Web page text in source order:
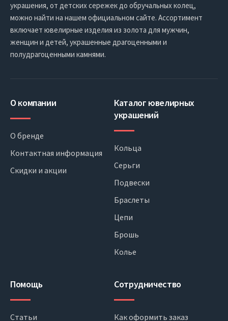
украшения, от детских сережек до обручальных колец,
можно найти на нашем официальном сайте. Ассортимент
включает ювелирные изделия из золота для мужчин,
женщин и детей, украшенные драгоценными и
полудрагоценными камнями.
О компании
О бренде
Контактная информация
Скидки и акции
Каталог ювелирных
украшений
Кольца
Серьги
Подвески
Браслеты
Цепи
Брошь
Колье
Помощь
Статьи
Сотрудничество
Как оформить заказ